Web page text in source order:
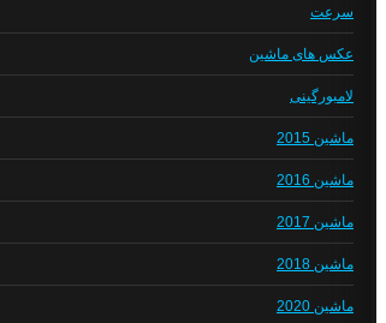
سرعت
عکس های ماشین
لامبورگینی
ماشین 2015
ماشین 2016
ماشین 2017
ماشین 2018
ماشین 2020